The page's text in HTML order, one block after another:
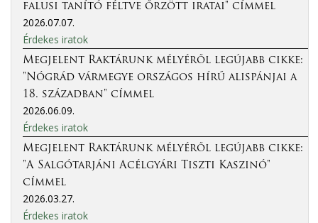
falusi tanító féltve őrzött iratai" címmel
2026.07.07.
Érdekes iratok
Megjelent Raktárunk mélyéről legújabb cikke:
"Nógrád vármegye országos hírű alispánjai a
18. században" címmel
2026.06.09.
Érdekes iratok
Megjelent Raktárunk mélyéről legújabb cikke:
"A Salgótarjáni Acélgyári Tiszti Kaszinó"
címmel
2026.03.27.
Érdekes iratok